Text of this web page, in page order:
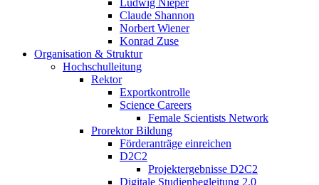
Claude Shannon
Norbert Wiener
Konrad Zuse
Organisation & Struktur
Hochschulleitung
Rektor
Exportkontrolle
Science Careers
Female Scientists Network
Prorektor Bildung
Förderanträge einreichen
D2C2
Projektergebnisse D2C2
Digitale Studienbegleitung 2.0